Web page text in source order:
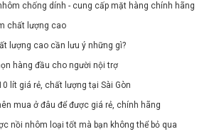
chống dính - cung cấp mặt hàng chính hãng
chất lượng cao
lượng cao cần lưu ý những gì?
hàng đầu cho người nội trợ
lít giá rẻ, chất lượng tại Sài Gòn
mua ở đâu để được giá rẻ, chính hãng
nồi nhôm loại tốt mà bạn không thể bỏ qua